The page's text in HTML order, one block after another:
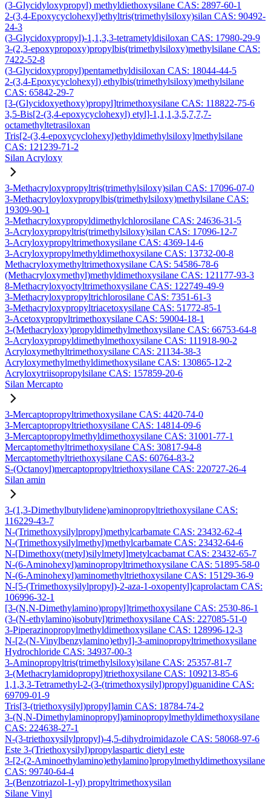
(3-Glycidyloxypropyl) methyldiethoxysilane CAS: 2897-60-1
2-(3,4-Epoxycyclohexyl)ethyltris(trimethylsiloxy)silan CAS: 90492-
24-3
(3-Glycidoxypropyl)-1,1,3,3-tetrametyldisiloxan CAS: 17980-29-9
3-(2,3-epoxypropoxy)propylbis(trimethylsiloxy)methylsilane CAS:
7422-52-8
(3-Glycidoxypropyl)pentamethyldisiloxan CAS: 18044-44-5
2-(3,4-Epoxycyclohexyl) ethylbis(trimethylsiloxy)methylsilane
CAS: 65842-29-7
[3-(Glycidoxyethoxy)propyl]trimethoxysilane CAS: 118822-75-6
3,5-Bis[2-(3,4-epoxycyclohexyl) etyl]-1,1,1,3,5,7,7,7-
octamethyltetrasiloxan
Tris[2-(3,4-epoxycyclohexyl)ethyldimethylsiloxy]methylsilane
CAS: 121239-71-2
Silan Acryloxy
3-Methacryloxypropyltris(trimethylsiloxy)silan CAS: 17096-07-0
3-Methacryloyloxypropylbis(trimethylsiloxy)methylsilane CAS:
19309-90-1
3-Methacryloxypropyldimethylchlorosilane CAS: 24636-31-5
3-Acryloxypropyltris(trimethylsiloxy)silan CAS: 17096-12-7
3-Acryloxypropyltrimethoxysilane CAS: 4369-14-6
3-Acryloxypropylmethyldimethoxysilane CAS: 13732-00-8
Methacryloxymethyltrimethoxysilane CAS: 54586-78-6
(Methacryloxymethyl)methyldimethoxysilane CAS: 121177-93-3
8-Methacryloxyoctyltrimethoxysilane CAS: 122749-49-9
3-Methacryloxypropyltrichlorosilane CAS: 7351-61-3
3-Methacryloxypropyltriacetoxysilane CAS: 51772-85-1
3-Acetoxypropyltrimethoxysilane CAS: 59004-18-1
3-(Methacryloxy)propyldimethylmethoxysilane CAS: 66753-64-8
3-Acryloxypropyldimethylmethoxysilane CAS: 111918-90-2
Acryloxymethyltrimethoxysilane CAS: 21134-38-3
Acryloxymethylmethyldimethoxysilane CAS: 130865-12-2
Acryloxytriisopropylsilane CAS: 157859-20-6
Silan Mercapto
3-Mercaptopropyltrimethoxysilane CAS: 4420-74-0
3-Mercaptopropyltriethoxysilane CAS: 14814-09-6
3-Mercaptopropylmethyldimethoxysilane CAS: 31001-77-1
Mercaptomethyltrimethoxysilane CAS: 30817-94-8
Mercaptomethyltriethoxysilane CAS: 60764-83-2
S-(Octanoyl)mercaptopropyltriethoxysilane CAS: 220727-26-4
Silan amin
3-(1,3-Dimethylbutylidene)aminopropyltriethoxysilane CAS:
116229-43-7
N-(Trimethoxysilylpropyl)methylcarbamate CAS: 23432-62-4
N-(Trimethoxysilylmethyl)methylcarbamate CAS: 23432-64-6
N-[Dimethoxy(metyl)silylmetyl]metylcacbamat CAS: 23432-65-7
N-(6-Aminohexyl)aminopropyltrimethoxysilane CAS: 51895-58-0
N-(6-Aminohexyl)aminomethyltriethoxysilane CAS: 15129-36-9
N-[5-(Trimethoxysilylpropyl)-2-aza-1-oxopentyl]caprolactam CAS:
106996-32-1
[3-(N,N-Dimethylamino)propyl]trimethoxysilane CAS: 2530-86-1
(3-(N-ethylamino)isobutyl)trimethoxysilane CAS: 227085-51-0
3-Piperazinopropylmethyldimethoxysilane CAS: 128996-12-3
N-[2-(N-Vinylbenzylamino)ethyl]-3-aminopropyltrimethoxysilane
Hydrochloride CAS: 34937-00-3
3-Aminopropyltris(trimethylsiloxy)silane CAS: 25357-81-7
3-(Methacrylamidopropyl)triethoxysilane CAS: 109213-85-6
1,1,3,3-Tetramethyl-2-(3-(trimethoxysilyl)propyl)guanidine CAS:
69709-01-9
Tris[3-(triethoxysilyl)propyl]amin CAS: 18784-74-2
3-(N,N-Dimethylaminopropyl)aminopropylmethyldimethoxysilane
CAS: 224638-27-1
N-(3-triethoxysilylpropyl)-4,5-dihydroimidazole CAS: 58068-97-6
Este 3-(Triethoxysilyl)propylaspartic dietyl este
3-[2-(2-Aminoethylamino)ethylamino]propylmethyldimethoxysilane
CAS: 99740-64-4
3-(Benzotriazol-1-yl) propyltrimethoxysilan
Silane Vinyl